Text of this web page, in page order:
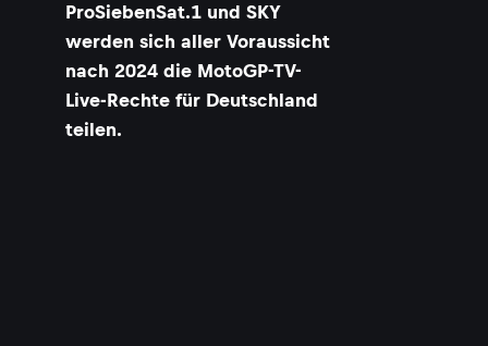
ProSiebenSat.1 und SKY
werden sich aller Voraussicht
nach 2024 die MotoGP-TV-
Live-Rechte für Deutschland
teilen.